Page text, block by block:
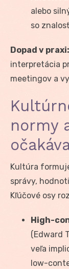
alebo
so
Dopad v praxi:
interpretácia
meetingov a
normy
Kultúra
správy,
Kľúčové osy
High-
(Edward
veľa
low-